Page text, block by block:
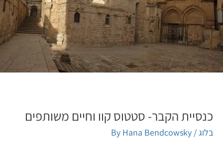
כנסיית הקבר- סטטוס קוו וחיים משותפים
בלוג/ By
Hana Bendcowsky